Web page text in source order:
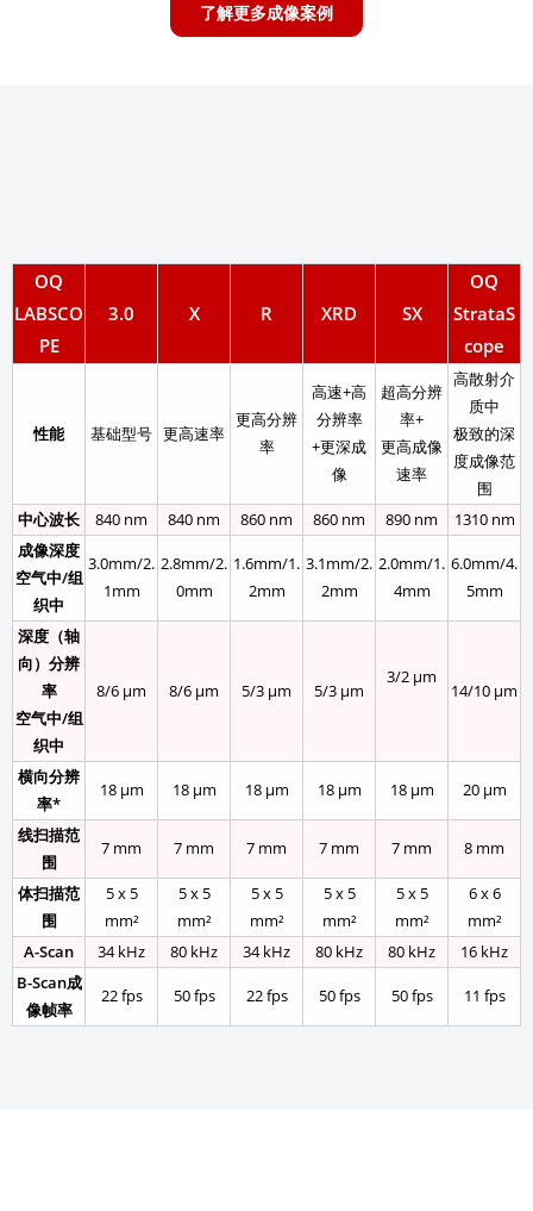
了解更多成像案例
OQ
LABSCO
PE
3.0 X R XRD SX
OQ
StrataS
cope
性能 基础型号 更高速率
更高分辨
率
高速+高
分辨率
+更深成
像
超高分辨
率+
更高成像
速率
高散射介
质中
极致的深
度成像范
围
中心波长
840 nm 840 nm 860 nm 860 nm 890 nm
1310 nm
成像深度
空气中/组
织中
3.0mm/2.
1mm
2.8mm/2.
0mm
1.6mm/1.
2mm
3.1mm/2.
2mm
2.0mm/1.
4mm
6.0mm/4.
5mm
深度（轴
向）分辨
率
空气中/组
织中
8/6 μm 8/6 μm 5/3 μm 5/3 μm
3/2 μm
14/10 μm
横向分辨
率*
18 μm 18 μm 18 μm 18 μm 18 μm 20 μm
线扫描范
围
7 mm 7 mm 7 mm 7 mm 7 mm 8 mm
体扫描范
围
5 x 5
mm²
5 x 5
mm²
5 x 5
mm²
5 x 5
mm²
5 x 5
mm²
6 x 6
mm²
A-Scan
34 kHz 80 kHz 34 kHz 80 kHz 80 kHz
16 kHz
B-Scan成
像帧率
22 fps 50 fps 22 fps 50 fps 50 fps 11 fps